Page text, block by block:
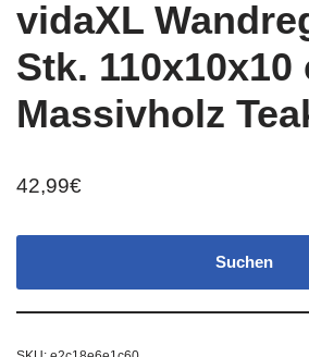
vidaXL
Stk. 110x10x10
Massivholz
42,99€
Suchen